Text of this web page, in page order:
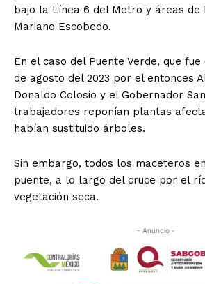
bajo la Línea 6 del Metro y áreas de
Mariano Escobedo.
En el caso del Puente Verde, que
de agosto del 2023 por el entonces
Donaldo Colosio y el Gobernador
trabajadores reponían plantas
habían sustituido árboles.
Sin embargo, todos los maceteros
puente, a lo largo del cruce por el
vegetación seca.
- Anuncio -